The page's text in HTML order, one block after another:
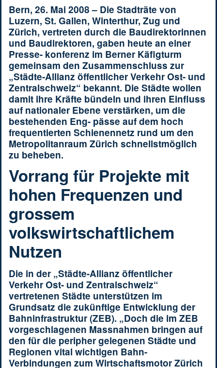
Bern, 26. Mai 2008 – Die Stadträte von
Luzern, St. Gallen, Winterthur, Zug und
Zürich, vertreten durch die Baudirektorinnen
und Baudirektoren, gaben heute an einer
Presse- konferenz im Berner Käfigturm
gemeinsam den Zusammenschluss zur
„Städte-Allianz öffentlicher Verkehr Ost- und
Zentralschweiz“ bekannt. Die Städte wollen
damit ihre Kräfte bündeln und ihren Einfluss
auf nationaler Ebene verstärken, um die
bestehenden Eng- pässe auf dem hoch
frequentierten Schienennetz rund um den
Metropolitanraum Zürich schnellstmöglich
zu beheben.
Vorrang für Projekte mit
hohen Frequenzen und
grossem
volkswirtschaftlichem
Nutzen
Die in der „Städte-Allianz öffentlicher
Verkehr Ost- und Zentralschweiz“
vertretenen Städte unterstützen im
Grundsatz die zukünftige Entwicklung der
Bahninfrastruktur (ZEB). „Doch die im ZEB
vorgeschlagenen Massnahmen bringen auf
den für die peripher gelegenen Städte und
Regionen vital wichtigen Bahn-
Verbindungen zum Wirtschaftsmotor Zürich